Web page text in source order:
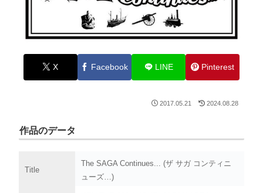
X Facebook LINE Pinterest
2017.05.21 2024.08.28
作品のデータ
Title
The SAGA Continues... (ザ サガ コンティニ
ューズ…)